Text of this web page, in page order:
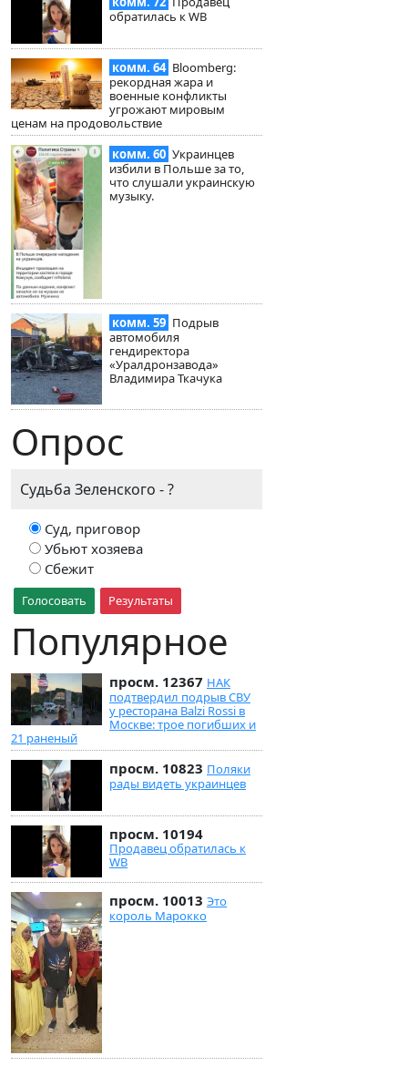
обратилась к WB
комм. 64 Bloomberg:
рекордная жара и
военные конфликты
угрожают мировым
ценам на продовольствие
комм. 60 Украинцев
избили в Польше за то,
что слушали украинскую
музыку.
комм. 59 Подрыв
автомобиля
гендиректора
«Уралдронзавода»
Владимира Ткачука
Опрос
Судьба Зеленского - ?
Суд, приговор
Убьют хозяева
Сбежит
Голосовать Результаты
Популярное
просм. 12367 НАК
подтвердил подрыв СВУ
у ресторана Balzi Rossi в
Москве: трое погибших и
21 раненый
просм. 10823 Поляки
рады видеть украинцев
просм. 10194
Продавец обратилась к
WB
просм. 10013 Это
король Марокко